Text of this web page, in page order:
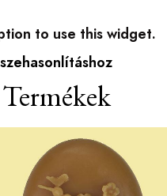
to use this widget.